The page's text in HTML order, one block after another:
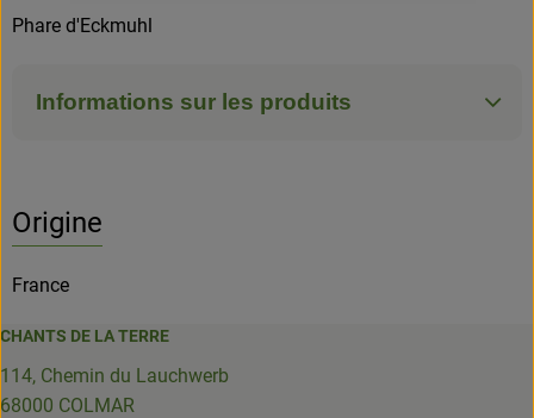
Phare d'Eckmuhl
Informations sur les produits
Origine
France
CHANTS DE LA TERRE
114, Chemin du Lauchwerb
68000 COLMAR